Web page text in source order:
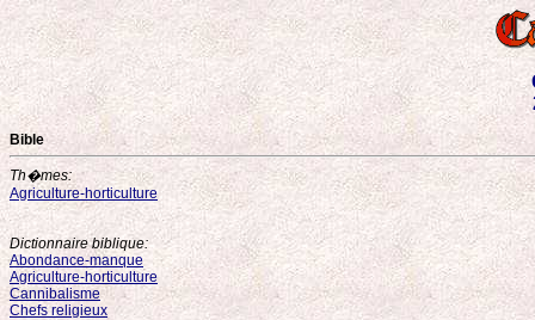
Bible
Th�mes:
Agriculture-horticulture
Dictionnaire biblique:
Abondance-manque
Agriculture-horticulture
Cannibalisme
Chefs religieux